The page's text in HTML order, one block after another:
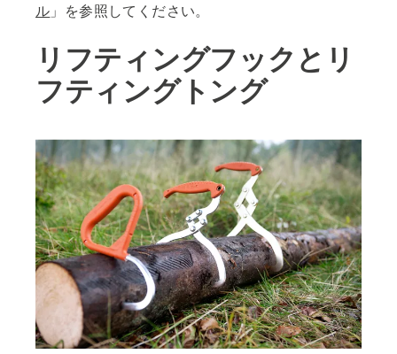
ル 」を参照してください。
リフティングフックとリ
フティングトング